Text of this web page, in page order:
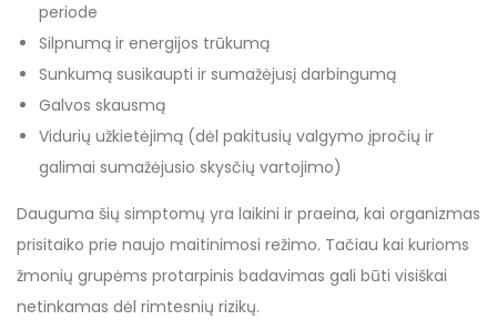
periode
Silpnumą ir energijos trūkumą
Sunkumą susikaupti ir sumažėjusį darbingumą
Galvos skausmą
Vidurių užkietėjimą (dėl pakitusių valgymo įpročių ir
galimai sumažėjusio skysčių vartojimo)
Dauguma šių simptomų yra laikini ir praeina, kai organizmas
prisitaiko prie naujo maitinimosi režimo. Tačiau kai kurioms
žmonių grupėms protarpinis badavimas gali būti visiškai
netinkamas dėl rimtesnių rizikų.